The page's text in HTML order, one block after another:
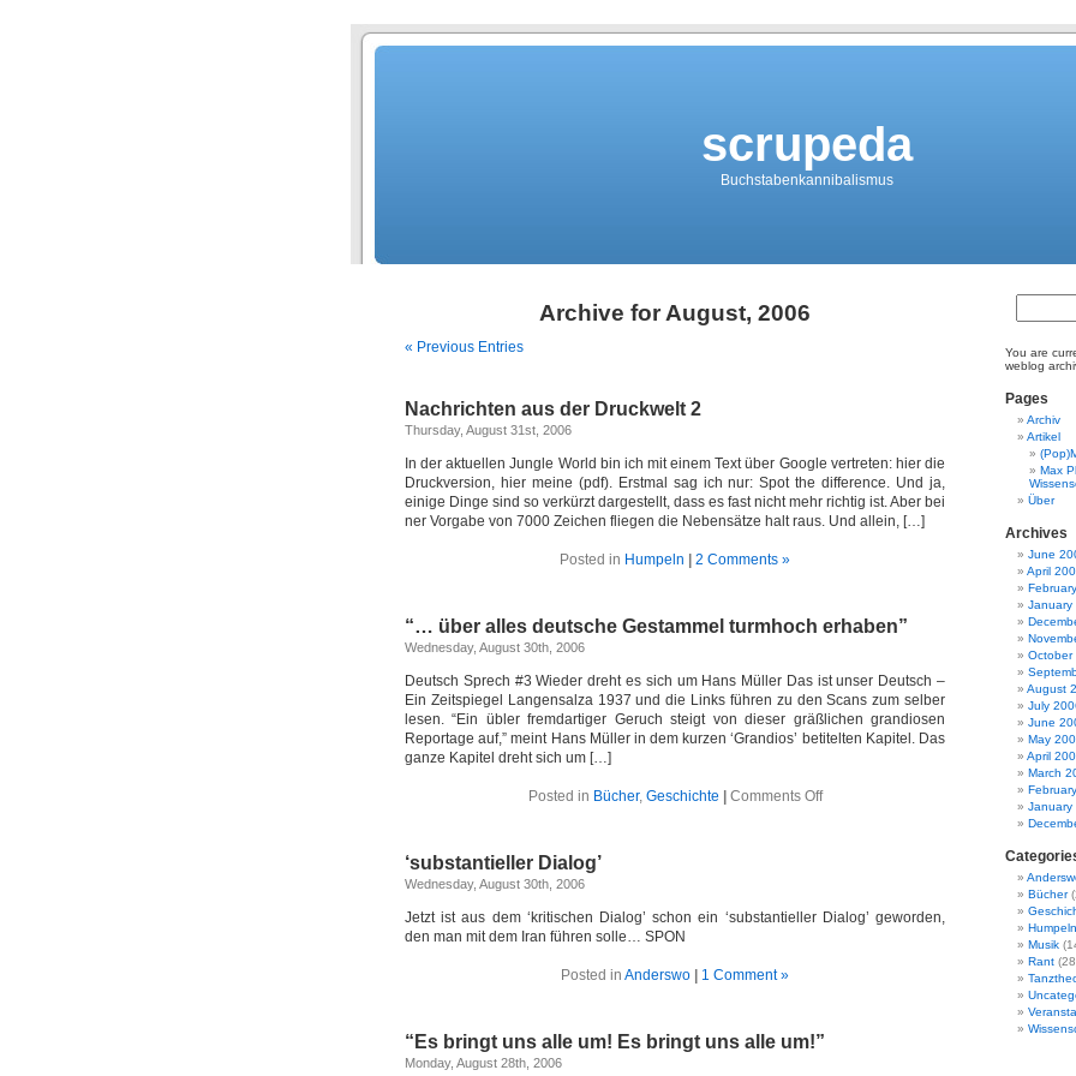
scrupeda
Buchstabenkannibalismus
Archive for August, 2006
« Previous Entries
Nachrichten aus der Druckwelt 2
Thursday, August 31st, 2006
In der aktuellen Jungle World bin ich mit einem Text über Google vertreten: hier die
Druckversion, hier meine (pdf). Erstmal sag ich nur: Spot the difference. Und ja,
einige Dinge sind so verkürzt dargestellt, dass es fast nicht mehr richtig ist. Aber bei
ner Vorgabe von 7000 Zeichen fliegen die Nebensätze halt raus. Und allein, […]
Posted in Humpeln 2 Comments »
“… über alles deutsche Gestammel turmhoch erhaben”
Wednesday, August 30th, 2006
Deutsch Sprech #3 Wieder dreht es sich um Hans Müller Das ist unser Deutsch –
Ein Zeitspiegel Langensalza 1937 und die Links führen zu den Scans zum selber
lesen. “Ein übler fremdartiger Geruch steigt von dieser gräßlichen grandiosen
Reportage auf,” meint Hans Müller in dem kurzen ‘Grandios’ betitelten Kapitel. Das
ganze Kapitel dreht sich um […]
Posted in Bücher, Geschichte Comments Offon
erhaben”
‘substantieller Dialog’
Wednesday, August 30th, 2006
Jetzt ist aus dem ‘kritischen Dialog’ schon ein ‘substantieller Dialog’ geworden,
den man mit dem Iran führen solle… SPON
Posted in Anderswo 1 Comment »
“Es bringt uns alle um! Es bringt uns alle um!”
Monday, August 28th, 2006
You are
weblog
Pages
Archiv
Artikel
Max
Über
Archives
June
April
January
October
August
July
June
May
April
March
January
Bücher
Humpeln
Musik
Rant